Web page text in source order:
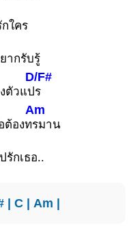
กใคร
ากรับรู้
ตัวแป
D/F#
ร
ต้องท
Am
รมาน
รักเธอ..
| C| Am |